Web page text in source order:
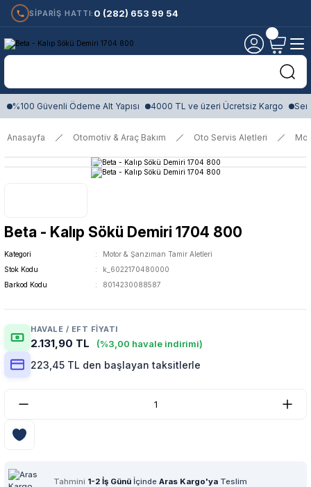
SİPARİŞ HATTI: 0 (282) 653 99 54
%100 Güvenli Ödeme Alt Yapısı 4000 TL ve üzeri Ücretsiz Kargo
Anasayfa Otomotiv & Araç Bakım Oto Servis Aletleri
Beta - Kalıp Sökü Demiri 1704 800
Kategori
Motor & Şanzıman Tamir Aletleri
Stok Kodu
k_6022170480000
Barkod Kodu
8014230088587
HAVALE / EFT FIYATI
2.131,90 TL (%3,00 havale indirimi)
223,45 TL den başlayan taksitlerle
Tahmini 1-2 İş Günü İçinde Aras Kargo'ya Teslim